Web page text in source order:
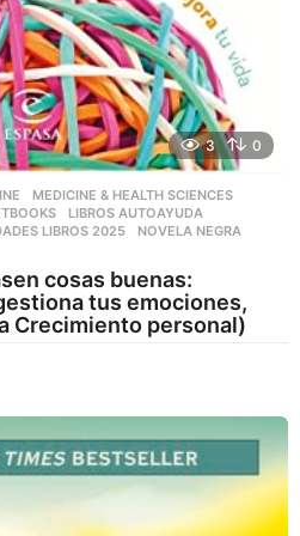
3 0
,MEDICINE & HEALTH SCIENCES
LIBROS AUTOAYUDA
LIBROS 2025 ,NOVELA NEGRA
cosas buenas:
tus emociones,
Crecimiento personal)